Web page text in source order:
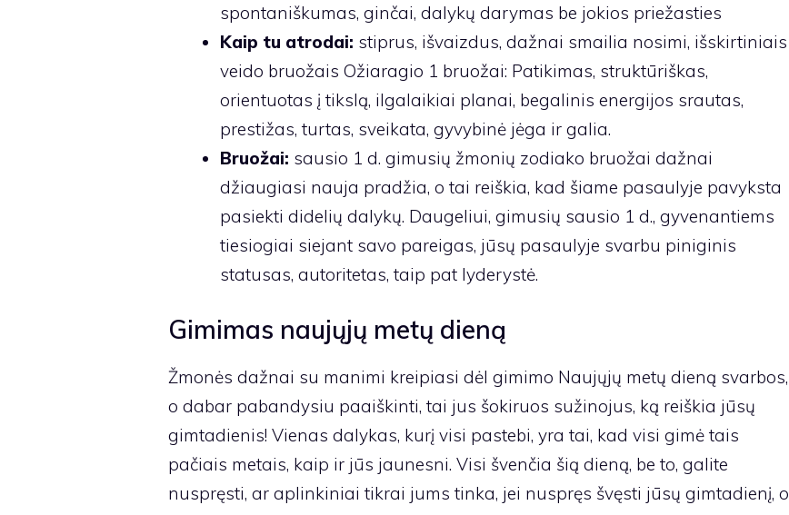
spontaniškumas, ginčai, dalykų darymas be jokios priežasties
Kaip tu atrodai: stiprus, išvaizdus, ​​dažnai smailia nosimi, išskirtiniais
veido bruožais Ožiaragio 1 bruožai: Patikimas, struktūriškas,
orientuotas į tikslą, ilgalaikiai planai, begalinis energijos srautas,
prestižas, turtas, sveikata, gyvybinė jėga ir galia.
Bruožai: sausio 1 d. gimusių žmonių zodiako bruožai dažnai
džiaugiasi nauja pradžia, o tai reiškia, kad šiame pasaulyje pavyksta
pasiekti didelių dalykų. Daugeliui, gimusių sausio 1 d., gyvenantiems
tiesiogiai siejant savo pareigas, jūsų pasaulyje svarbu piniginis
statusas, autoritetas, taip pat lyderystė.
Gimimas naujųjų metų dieną
Žmonės dažnai su manimi kreipiasi dėl gimimo Naujųjų metų dieną svarbos,
o dabar pabandysiu paaiškinti, tai jus šokiruos sužinojus, ką reiškia jūsų
gimtadienis! Vienas dalykas, kurį visi pastebi, yra tai, kad visi gimė tais
pačiais metais, kaip ir jūs jaunesni. Visi švenčia šią dieną, be to, galite
nuspręsti, ar aplinkiniai tikrai jums tinka, jei nuspręs švęsti jūsų gimtadienį, o